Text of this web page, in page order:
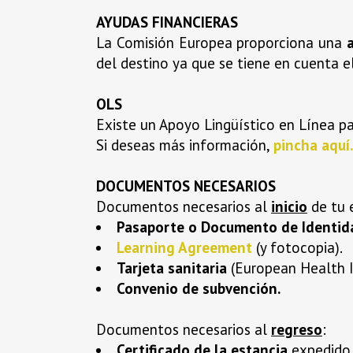
AYUDAS FINANCIERAS
La Comisión Europea proporciona una
del destino ya que se tiene en cuenta
OLS
Existe un Apoyo Lingüístico en Línea
Si deseas más información, pincha aquí.
DOCUMENTOS NECESARIOS
Documentos necesarios al inicio de tu
Pasaporte o Documento de
Learning Agreement (y fotocopia).
Tarjeta sanitaria (European Health
Convenio de subvención.
Documentos necesarios al regreso: